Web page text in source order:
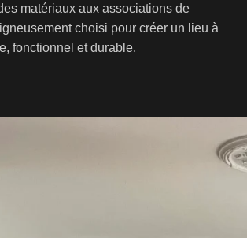
matériaux aux associations de
choisi pour créer un lieu à
fonctionnel et durable.